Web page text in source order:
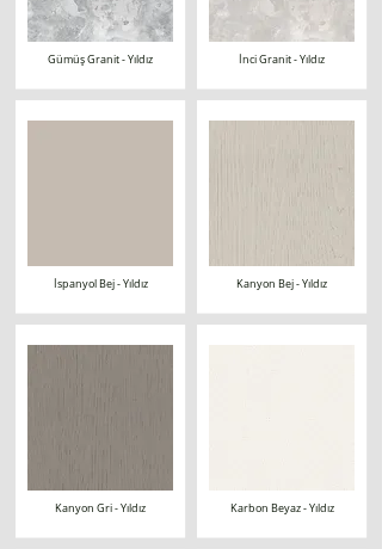
Gümüş Granit - Yıldız
İspanyol Bej - Yıldız
Kanyon Gri - Yıldız
İnci Granit - Yıldız
Kanyon Bej - Yıldız
Karbon Beyaz - Yıldız